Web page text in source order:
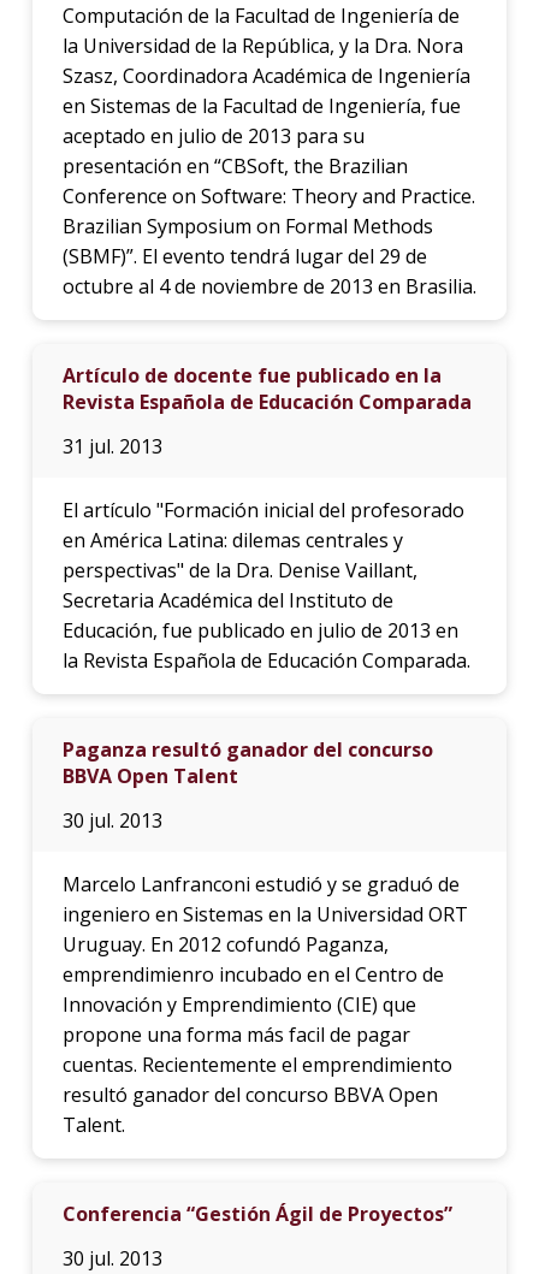
Computación de la Facultad de Ingeniería de
la Universidad de la República, y la Dra. Nora
Szasz, Coordinadora Académica de Ingeniería
en Sistemas de la Facultad de Ingeniería, fue
aceptado en julio de 2013 para su
presentación en “CBSoft, the Brazilian
Conference on Software: Theory and Practice.
Brazilian Symposium on Formal Methods
(SBMF)”. El evento tendrá lugar del 29 de
octubre al 4 de noviembre de 2013 en Brasilia.
Artículo de docente fue publicado en la
Revista Española de Educación Comparada
31 jul. 2013
El artículo "Formación inicial del profesorado
en América Latina: dilemas centrales y
perspectivas" de la Dra. Denise Vaillant,
Secretaria Académica del Instituto de
Educación, fue publicado en julio de 2013 en
la Revista Española de Educación Comparada.
Paganza resultó ganador del concurso
BBVA Open Talent
30 jul. 2013
Marcelo Lanfranconi estudió y se graduó de
ingeniero en Sistemas en la Universidad ORT
Uruguay. En 2012 cofundó Paganza,
emprendimienro incubado en el Centro de
Innovación y Emprendimiento (CIE) que
propone una forma más facil de pagar
cuentas. Recientemente el emprendimiento
resultó ganador del concurso BBVA Open
Talent.
Conferencia “Gestión Ágil de Proyectos”
30 jul. 2013